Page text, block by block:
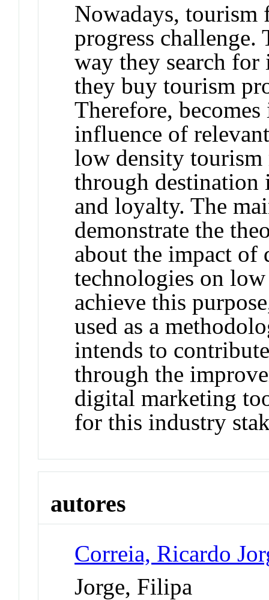
Nowadays, tourism
progress challenge.
way they search
they buy tourism
Therefore,
influence of
low density tourism
through destination
and loyalty. The
demonstrate the
about the impact
technologies on
achieve this
used as a
intends to
through the
digital marketing
for this industry
autores
Correia, Ricardo
Jorge, Filipa